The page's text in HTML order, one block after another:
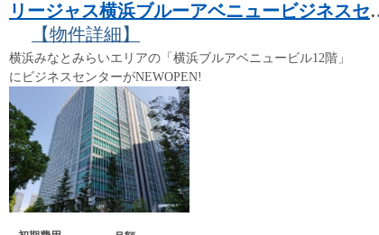
リージャス横浜ブルーアベニュービジネスセンター
【物件詳細】
横浜みなとみらいエリアの「横浜ブルアベニュービル12階」
にビジネスセンターがNEWOPEN!